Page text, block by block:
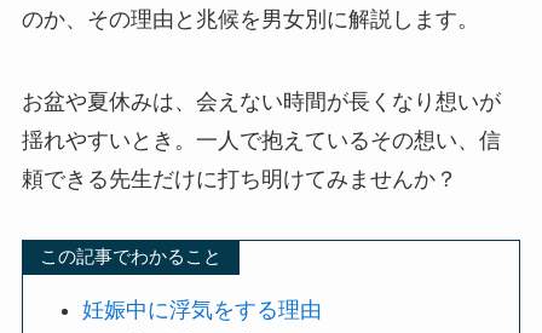
のか、その理由と兆候を男女別に解説します。
お盆や夏休みは、会えない時間が長くなり想いが
揺れやすいとき。一人で抱えているその想い、信
頼できる先生だけに打ち明けてみませんか？
この記事でわかること
妊娠中に浮気をする理由